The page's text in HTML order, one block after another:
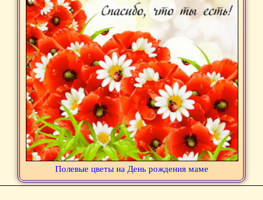
Полевые цветы на День рождения маме